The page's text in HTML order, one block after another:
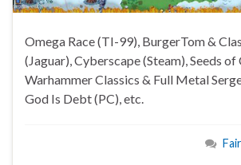
Omega Race (TI-99), BurgerTom &
(Jaguar), Cyberscape (Steam), Seeds of
Warhammer Classics & Full Metal
God Is Debt (PC), etc.